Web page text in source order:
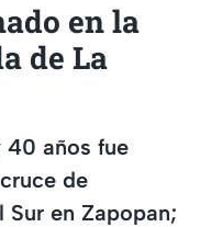
en la
de La
40 años fue
de
en Zapopan;